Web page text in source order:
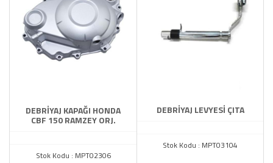
DEBRİYAJ KAPAĞI HONDA
CBF 150 RAMZEY ORJ.
Stok Kodu : MPT02306
DEBRİYAJ LEVYESİ ÇITA
Stok Kodu : MPT03104